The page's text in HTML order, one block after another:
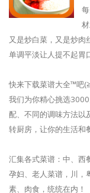
又是炒白菜，又是炒肉
单调平淡让人提不起胃
快来下载菜谱大全™吧
我们为你精心挑选
配、不同的调味方法以
转厨房，让你的生活和
汇集各式菜谱：中、西
孕妇、老人菜谱，川，
素、肉食，统统在内！